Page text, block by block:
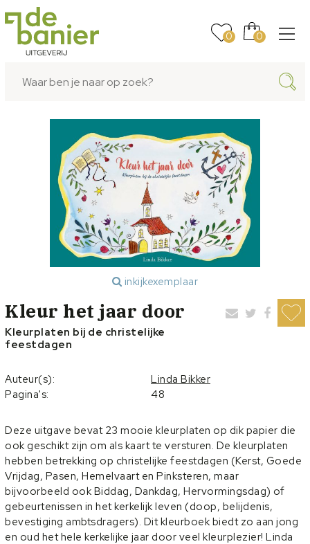
0 0
inkijkexemplaar
Kleur het jaar door
Kleurplaten bij de christelijke
feestdagen
Auteur(s):
Linda Bikker
Pagina's:
48
Deze uitgave bevat 23 mooie kleurplaten op dik papier die
ook geschikt zijn om als kaart te versturen. De kleurplaten
hebben betrekking op christelijke feestdagen (Kerst, Goede
Vrijdag, Pasen, Hemelvaart en Pinksteren, maar
bijvoorbeeld ook Biddag, Dankdag, Hervormingsdag) of
gebeurtenissen in het kerkelijk leven (doop, belijdenis,
bevestiging ambtsdragers). Dit kleurboek biedt zo aan jong
en oud het hele kerkelijke jaar door veel kleurplezier! Linda